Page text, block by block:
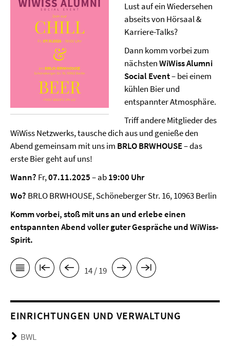
Lust auf ein Wiedersehen
abseits von Hörsaal &
Karriere-Talks?
Dann komm vorbei zum
nächstenWiWiss Alumni
Social Event– bei einem
kühlen Bier und
entspannter Atmosphäre.
Triff andere Mitglieder des
WiWiss Netzwerks, tausche dich aus und genieße den
Abend gemeinsam mit uns im BRLO BRWHOUSE– das
erste Bier geht auf uns!
Wann? Fr,07.11.2025– ab19:00 Uhr
Wo? BRLO BRWHOUSE, Schöneberger Str. 16, 10963 Berlin
Komm vorbei, stoß mit uns an und erlebe einen
entspannten Abend voller guter Gespräche und WiWiss-
Spirit.
14 / 19
EINRICHTUNGEN UND VERWALTUNG
BWL